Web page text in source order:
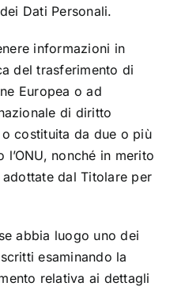
Dati Personali.
informazioni in
del trasferimento di
Europea o ad
di diritto
costituita da due o più
nonché in merito
dal Titolare per
abbia luogo uno dei
esaminando la
relativa ai dettagli